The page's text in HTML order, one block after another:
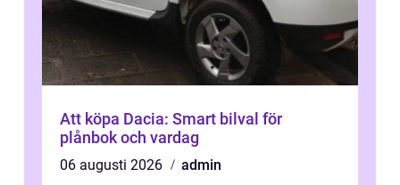
Att köpa Dacia: Smart bilval för
plånbok och vardag
06 augusti 2026
admin